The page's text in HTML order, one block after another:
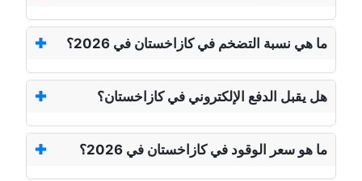
ما هي نسبة التضخم في كازاخستان في 2026؟
هل يقبل الدفع الإلكتروني في كازاخستان؟
ما هو سعر الوقود في كازاخستان في 2026؟